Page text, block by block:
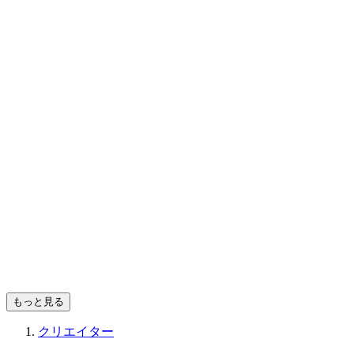
もっと見る
クリエイター